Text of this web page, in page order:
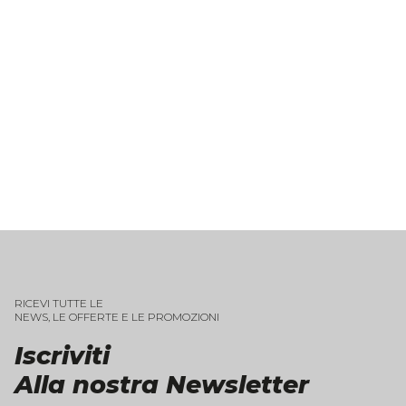
Iscriviti
Alla nostra Newsletter
RICEVI TUTTE LE
NEWS, LE OFFERTE E LE PROMOZIONI